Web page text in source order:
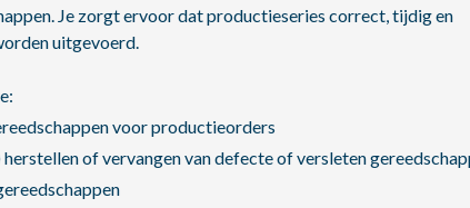
Je zorgt ervoor dat productieseries correct, tijdig en
uitgevoerd.
voor productieorders
of vervangen van defecte of versleten